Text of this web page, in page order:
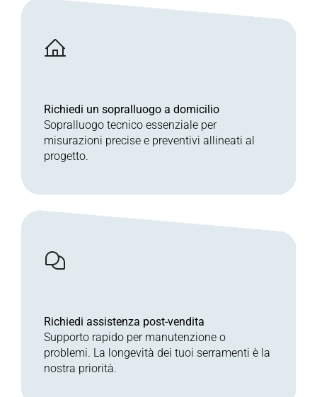
Richiedi un sopralluogo a domicilio
Sopralluogo tecnico essenziale per
misurazioni precise e preventivi allineati al
progetto.
Richiedi assistenza post-vendita
Supporto rapido per manutenzione o
problemi. La longevità dei tuoi serramenti è la
nostra priorità.